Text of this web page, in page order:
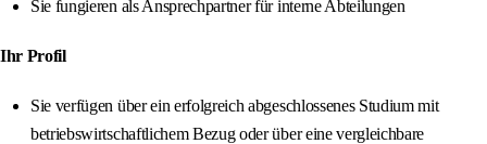
Sie fungieren als Ansprechpartner für interne Abteilungen
Ihr Profil
Sie verfügen über ein erfolgreich abgeschlossenes Studium mit
betriebswirtschaftlichem Bezug oder über eine vergleichbare